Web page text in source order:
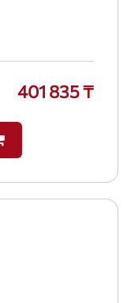
401 835 ₸